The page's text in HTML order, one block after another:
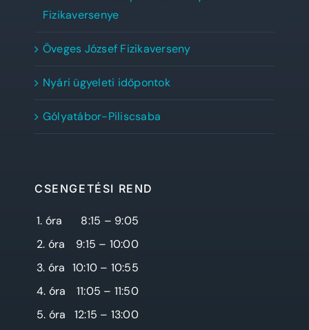
Fizikaversenye
Öveges József Fizikaverseny
Nyári ügyeleti időpontok
Gólyatábor-Piliscsaba
CSENGETÉSI REND
1. óra
8:15 – 9:05
2. óra
9:15 – 10:00
3. óra 10:10 – 10:55
4. óra
11:05 – 11:50
5. óra
12:15 – 13:00